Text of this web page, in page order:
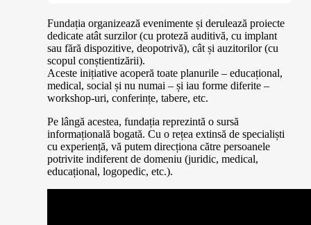
Fundația organizează evenimente și derulează proiecte
dedicate atât surzilor (cu proteză auditivă, cu implant
sau fără dispozitive, deopotrivă), cât și auzitorilor (cu
scopul conștientizării).
Aceste inițiative acoperă toate planurile – educațional,
medical, social și nu numai – și iau forme diferite –
workshop-uri, conferințe, tabere, etc.
Pe lângă acestea, fundația reprezintă o sursă
informațională bogată. Cu o rețea extinsă de specialiști
cu experiență, vă putem direcționa către persoanele
potrivite indiferent de domeniu (juridic, medical,
educațional, logopedic, etc.).